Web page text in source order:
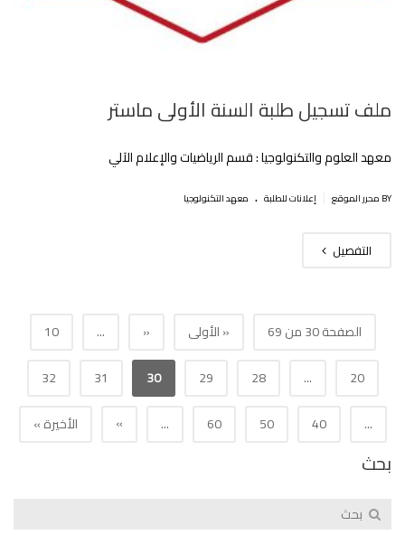
ملف تسجيل طلبة السنة الأولى ماستر
معهد العلوم والتكنولوجيا : قسم الرياضيات والإعلام الآلي
BY محرر الموقع إعلانات للطلبة . معهد التكنولوجيا
التفصيل
الصفحة 30 من 69 « الأولى «
...
10
20
...
28
29
30
31
32
...
40
50
60
...
» الأخيرة »
بحث